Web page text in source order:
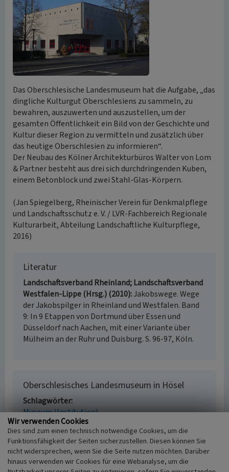
Das Oberschlesische Landesmuseum hat die Aufgabe, „das
dingliche Kulturgut Oberschlesiens zu sammeln, zu
bewahren, auszuwerten und auszustellen, um der
gesamten Öffentlichkeit ein Bild von der Geschichte und
Kultur dieser Region zu vermitteln und zusätzlich über
das heutige Oberschlesien zu informieren“.
Der Neubau des Kölner Architekturbüros Walter von Lom
& Partner besteht aus drei sich durchdringenden Kuben,
einem Betonblock und zwei Stahl-Glas-Körpern.
(Jan Spiegelberg, Rheinischer Verein für Denkmalpflege
und Landschaftsschutz e. V. / LVR-Fachbereich Regionale
Kulturarbeit, Abteilung Landschaftliche Kulturpflege,
2016)
Literatur
Landschaftsverband Rheinland; Landschaftsverband
Westfalen-Lippe (Hrsg.) (2010) Jakobswege. Wege
der Jakobspilger in Rheinland und Westfalen. Band
9: In 9 Etappen von Dortmund über Essen und
Düsseldorf nach Aachen, mit einer Variante über
Mülheim an der Ruhr und Duisburg. S. 96-97, Köln.
Oberschlesisches Landesmuseum in Hösel
Schlagwörter
Museum (Institution)
Straße / Hausnummer
Bahnhofstraße 62
Ort
40883 Ratingen - Hösel
Fachsicht(en)
Wir verwenden Cookies
Dies sind zum einen technisch notwendige Cookies, um die
Funktionsfähigkeit der Seiten sicherzustellen. Diesen können Sie
nicht widersprechen, wenn Sie die Seite nutzen möchten. Darüber
hinaus verwenden wir Cookies für eine Webanalyse, um die